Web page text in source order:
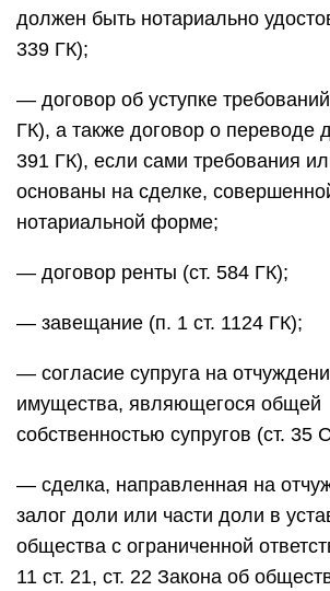
должен быть нотариально
339 ГК);
— договор об уступке
ГК), а также договор о переводе
391 ГК), если сами требования
основаны на сделке,
нотариальной форме;
— договор ренты (ст. 584 ГК);
— завещание (п. 1 ст. 1124 ГК);
— согласие супруга на
имущества, являющегося общей
собственностью супругов (ст. 35
— сделка, направленная на
залог доли или части доли в
общества с ограниченной
11 ст. 21, ст. 22 Закона об